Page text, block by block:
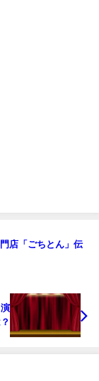
店「ごちとん」伝